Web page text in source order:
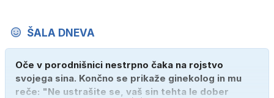
ŠALA DNEVA
Oče v porodnišnici nestrpno čaka na rojstvo
svojega sina. Končno se prikaže ginekolog in mu
reče: "Ne ustrašite se, vaš sin tehta le dober